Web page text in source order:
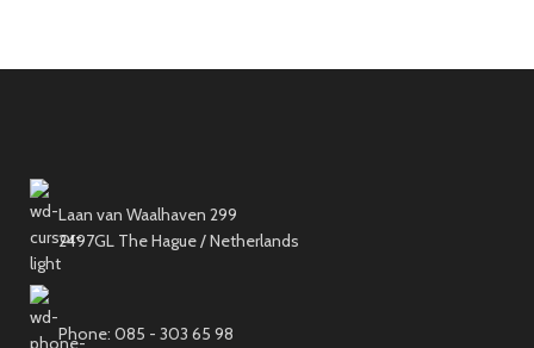
Laan van Waalhaven 299
2497GL The Hague / Netherlands
Phone: 085 - 303 65 98